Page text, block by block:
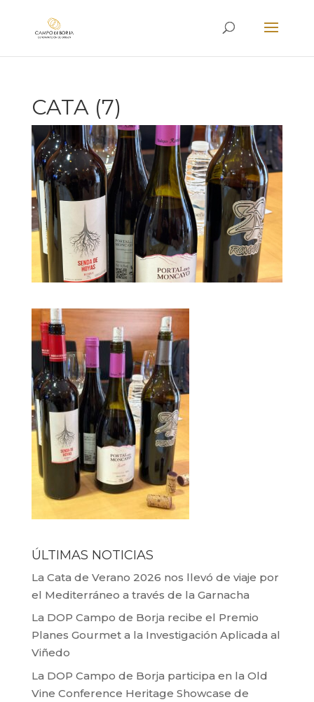
CATA (7)
ÚLTIMAS NOTICIAS
La Cata de Verano 2026 nos llevó de viaje por
el Mediterráneo a través de la Garnacha
La DOP Campo de Borja recibe el Premio
Planes Gourmet a la Investigación Aplicada al
Viñedo
La DOP Campo de Borja participa en la Old
Vine Conference Heritage Showcase de